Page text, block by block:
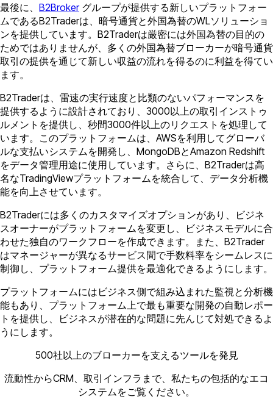
最後に、 B2Brokerグループが提供する新しいプラットフォー
ムであるB2Traderは、暗号通貨と外国為替のWLソリューショ
ンを提供しています。B2Traderは厳密には外国為替の目的の
ためではありませんが、多くの外国為替ブローカーが暗号通貨
取引の提供を通じて新しい収益の流れを得るのに利益を得てい
ます。
B2Traderは、雷速の実行速度と比類のないパフォーマンスを
提供するように設計されており、3000以上の取引インストゥ
ルメントを提供し、秒間3000件以上のリクエストを処理して
います。このプラットフォームは、AWSを利用してグローバ
ルな支払いシステムを開発し、MongoDBとAmazon Redshift
をデータ管理用途に使用しています。さらに、B2Traderは高
名なTradingViewプラットフォームを統合して、データ分析機
能を向上させています。
B2Traderには多くのカスタマイズオプションがあり、ビジネ
スオーナーがプラットフォームを変更し、ビジネスモデルに合
わせた独自のワークフローを作成できます。また、B2Trader
はマネージャーが異なるサービス間で手数料率をシームレスに
制御し、プラットフォーム提供を最適化できるようにします。
プラットフォームにはビジネス側で組み込まれた監視と分析機
能もあり、プラットフォーム上で最も重要な開発の自動レポー
トを提供し、ビジネスが潜在的な問題に先んじて対処できるよ
うにします。
500社以上のブローカーを支えるツールを発見
流動性からCRM、取引インフラまで、私たちの包括的なエコ
システムをご覧ください。